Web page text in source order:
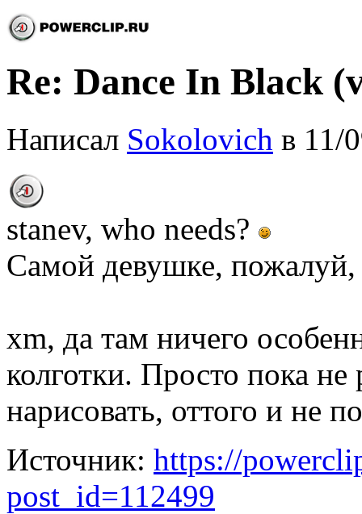
Re: Dance In Black
Написал Sokolovich в 11/
stanev, who needs?
Самой девушке,
xm, да там ничего
колготки. Просто пока
нарисовать, оттого и не
Источник: https://
post_id=112499